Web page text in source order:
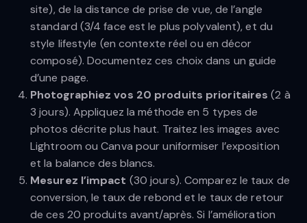
site), de la distance de prise de vue, de l’angle
standard (3/4 face est le plus polyvalent), et du
style lifestyle (en contexte réel ou en décor
composé). Documentez ces choix dans un guide
d’une page.
Photographiez vos 20 produits prioritaires (2 à
3 jours). Appliquez la méthode en 5 types de
photos décrite plus haut. Traitez les images avec
Lightroom ou Canva pour uniformiser l’exposition
et la balance des blancs.
Mesurez l’impact (30 jours). Comparez le taux de
conversion, le taux de rebond et le taux de retour
de ces 20 produits avant/après. Si l’amélioration